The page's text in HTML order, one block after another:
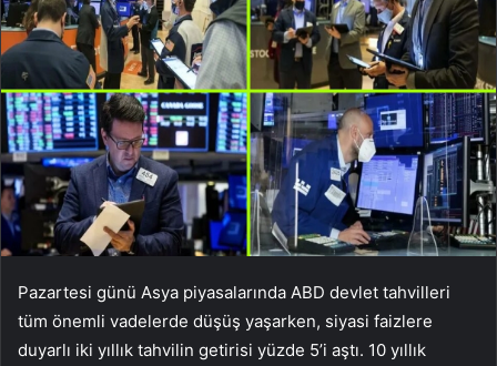
Pazartesi günü Asya piyasalarında ABD devlet tahvilleri
tüm önemli vadelerde düşüş yaşarken, siyasi faizlere
duyarlı iki yıllık tahvilin getirisi yüzde 5’i aştı. 10 yıllık